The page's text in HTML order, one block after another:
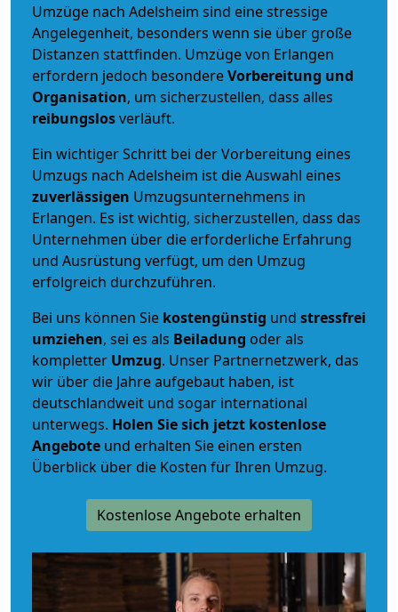
Umzüge nach Adelsheim sind eine stressige
Angelegenheit, besonders wenn sie über große
Distanzen stattfinden. Umzüge von Erlangen
erfordern jedoch besondereVorbereitung und
Organisation, um sicherzustellen, dass alles
reibungslosverläuft.
Ein wichtiger Schritt bei der Vorbereitung eines
Umzugs nach Adelsheim ist die Auswahl eines
zuverlässigen Umzugsunternehmens in
Erlangen. Es ist wichtig, sicherzustellen, dass das
Unternehmen über die erforderliche Erfahrung
und Ausrüstung verfügt, um den Umzug
erfolgreich durchzuführen.
Bei uns können Sie kostengünstig und stressfrei
umziehen, sei es als Beiladung oder als
kompletter Umzug. Unser Partnernetzwerk, das
wir über die Jahre aufgebaut haben, ist
deutschlandweit und sogar international
unterwegs. Holen Sie sich jetzt kostenlose
Angebote und erhalten Sie einen ersten
Überblick über die Kosten für Ihren Umzug.
Kostenlose Angebote erhalten